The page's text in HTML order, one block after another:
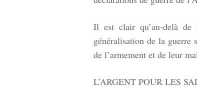
Il est clair qu’au-delà de
généralisation de la
de l’armement et de leur
L’ARGENT POUR LES